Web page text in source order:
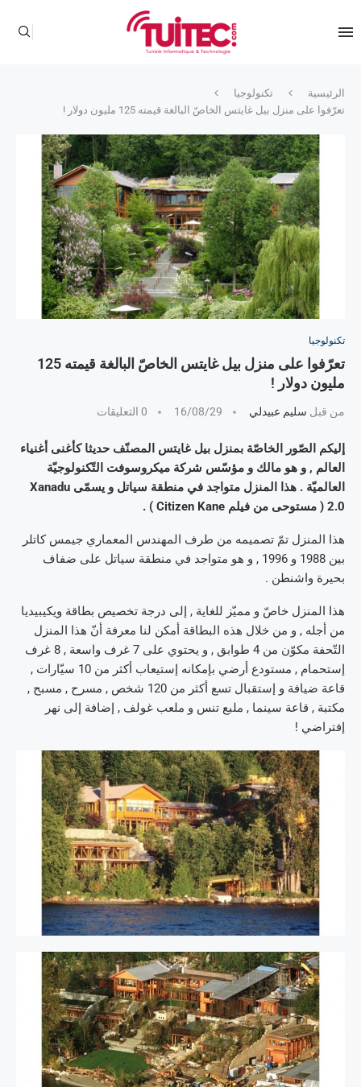
الرئيسية
تكنولوجيا
تعرّفوا على منزل بيل غايتس الخاصّ البالغة قيمته 125 مليون دولار !
تكنولوجيا
تعرّفوا على منزل بيل غايتس الخاصّ البالغة قيمته 125
مليون دولار !
من قبل سليم عبيدلي 16/08/29 0 التعليقات
إليكم الصّور الخاصّة بمنزل بيل غايتس المصنّف حديثا كأغنى أغنياء
العالم , و هو مالك و مؤسّس شركة ميكروسوفت التّكنولوجيّة
العالميّة . هذا المنزل متواجد في منطقة سياتل و يسمّى Xanadu
2.0 ( مستوحى من فيلم Citizen Kane ) .
هذا المنزل تمّ تصميمه من طرف المهندس المعماري جيمس كاتلر
بين 1988 و 1996 , و هو متواجد في منطقة سياتل على ضفاف
بحيرة واشنطن .
هذا المنزل خاصّ و مميّز للغاية , إلى درجة تخصيص بطاقة ويكيبيديا
من أجله , و من خلال هذه البطاقة أمكن لنا معرفة أنّ هذا المنزل
التّحفة مكوّن من 4 طوابق , و يحتوي على 7 غرف واسعة , 8 غرف
إستحمام , مستودع أرضي بإمكانه إستيعاب أكثر من 10 سيّارات ,
قاعة ضيافة و إستقبال تسع أكثر من 120 شخص , مسرح , مسبح ,
مكتبة , قاعة سينما , ملبع تنس و ملعب غولف , إضافة إلى نهر
إفتراضي !